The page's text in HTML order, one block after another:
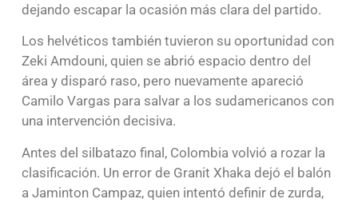
dejando escapar la ocasión más clara del partido.
Los helvéticos también tuvieron su oportunidad con
Zeki Amdouni, quien se abrió espacio dentro del
área y disparó raso, pero nuevamente apareció
Camilo Vargas para salvar a los sudamericanos con
una intervención decisiva.
Antes del silbatazo final, Colombia volvió a rozar la
clasificación. Un error de Granit Xhaka dejó el balón
a Jaminton Campaz, quien intentó definir de zurda,